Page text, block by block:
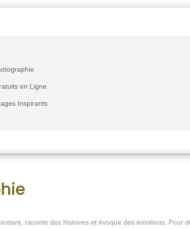
en Ligne
Inspirants
raconte des histoires et évoque des émotions. Pour